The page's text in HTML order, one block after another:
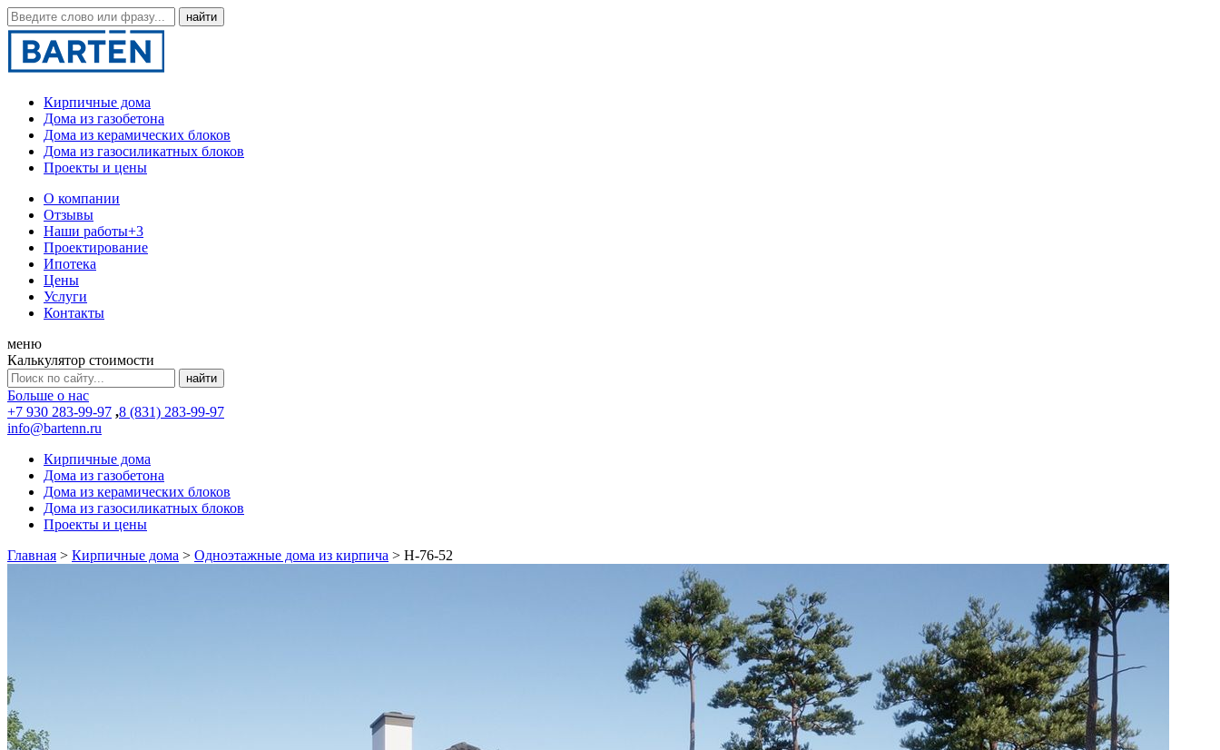
Кирпичные дома
Дома из газобетона
Дома из керамических блоков
Дома из газосиликатных блоков
Проекты и цены
О компании
Отзывы
Наши работы+3
Проектирование
Ипотека
Цены
Услуги
Контакты
меню
Калькулятор стоимости
Больше о нас
+7 930 283-99-97 ,8 (831) 283-99-97
info@bartenn.ru
Кирпичные дома
Дома из газобетона
Дома из керамических блоков
Дома из газосиликатных блоков
Проекты и цены
Главная > Кирпичные дома > Одноэтажные дома из кирпича > Н-76-52